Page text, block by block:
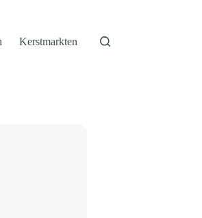
Kerstmarkten